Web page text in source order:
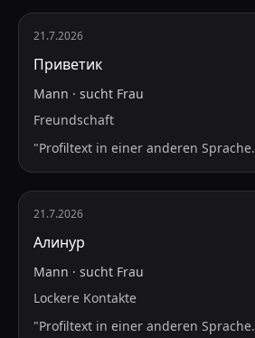
21.7.2026
Приветик
Mann · sucht Frau
Freundschaft
"Profiltext in einer anderen Sprache.
21.7.2026
Алинур
Mann · sucht Frau
Lockere Kontakte
"Profiltext in einer anderen Sprache.